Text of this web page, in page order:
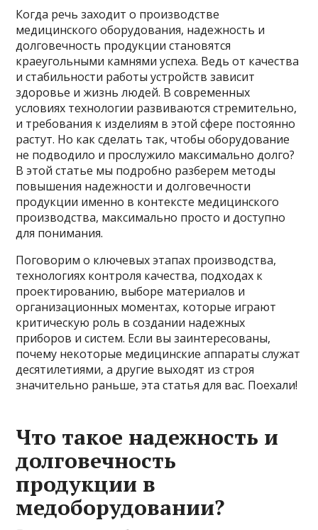
Когда речь заходит о производстве
медицинского оборудования, надежность и
долговечность продукции становятся
краеугольными камнями успеха. Ведь от качества
и стабильности работы устройств зависит
здоровье и жизнь людей. В современных
условиях технологии развиваются стремительно,
и требования к изделиям в этой сфере постоянно
растут. Но как сделать так, чтобы оборудование
не подводило и прослужило максимально долго?
В этой статье мы подробно разберем методы
повышения надежности и долговечности
продукции именно в контексте медицинского
производства, максимально просто и доступно
для понимания.
Поговорим о ключевых этапах производства,
технологиях контроля качества, подходах к
проектированию, выборе материалов и
организационных моментах, которые играют
критическую роль в создании надежных
приборов и систем. Если вы заинтересованы,
почему некоторые медицинские аппараты служат
десятилетиями, а другие выходят из строя
значительно раньше, эта статья для вас. Поехали!
Что такое надежность и
долговечность
продукции в
медоборудовании?